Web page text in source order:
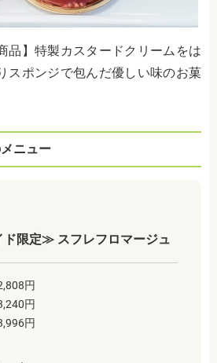
品】特製カスタードクリームをは
スポンジで包んだ優しい味のお菓
ニュー
限定≫ スフレフロマージュ
円
円
円